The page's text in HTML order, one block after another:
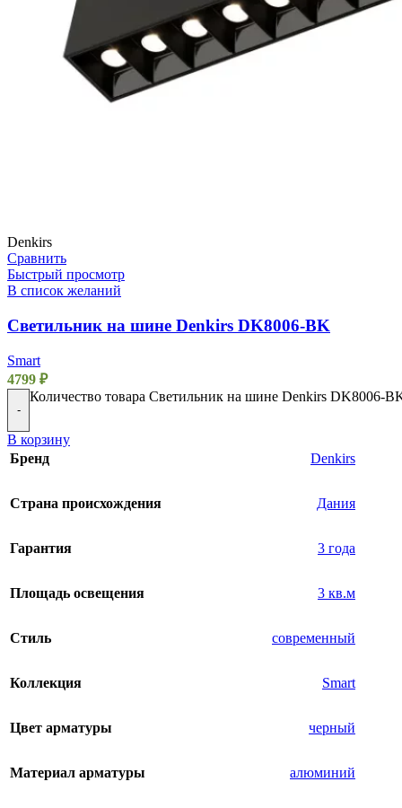
Denkirs
Сравнить
Быстрый просмотр
В список желаний
Светильник на шине Denkirs DK8006-BK
Smart
4799 ₽
-
Количество товара Светильник на шине Denkirs DK8006-
В корзину
Бренд
Denkirs
Страна происхождения Дания
Гарантия 3 года
Площадь освещения 3 кв.м
Стиль современный
Коллекция Smart
Цвет арматуры черный
Материал арматуры алюминий